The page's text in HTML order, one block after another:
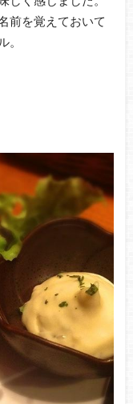
前を覚えておいて
。